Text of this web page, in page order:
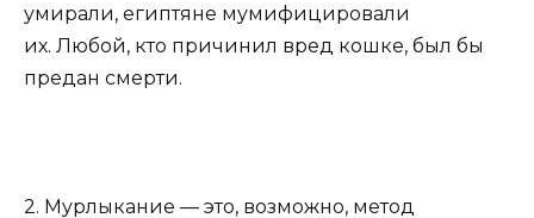
умирали, египтяне мумифицировали
их. Любой, кто причинил вред кошке, был бы
предан смерти.
2. Мурлыкание — это, возможно, метод